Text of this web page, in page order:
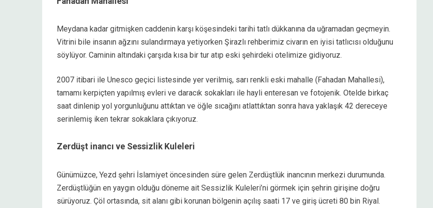
Meydana kadar gitmişken caddenin karşı köşesindeki tarihi tatlı dükkanına da uğramadan geçmeyin.
Vitrini bile insanın ağzını sulandırmaya yetiyorken Şirazlı rehberimiz civarın en iyisi tatlıcısı olduğunu
söylüyor. Caminin altındaki çarşıda kısa bir tur atıp eski şehirdeki otelimize gidiyoruz.
2007 itibari ile Unesco geçici listesinde yer verilmiş, sarı renkli eski mahalle (Fahadan Mahallesi),
tamamı kerpiçten yapılmış evleri ve daracık sokakları ile hayli enteresan ve fotojenik. Otelde birkaç
saat dinlenip yol yorgunluğunu attıktan ve öğle sıcağını atlattıktan sonra hava yaklaşık 42 dereceye
serinlemiş iken tekrar sokaklara çıkıyoruz.
Zerdüşt inancı ve Sessizlik Kuleleri
Günümüzce, Yezd şehri İslamiyet öncesinden süre gelen Zerdüştlük inancının merkezi durumunda.
Zerdüştlüğün en yaygın olduğu döneme ait Sessizlik Kuleleri’ni görmek için şehrin girişine doğru
sürüyoruz. Çöl ortasında, sit alanı gibi korunan bölgenin açılış saati 17 ve giriş ücreti 80 bin Riyal.